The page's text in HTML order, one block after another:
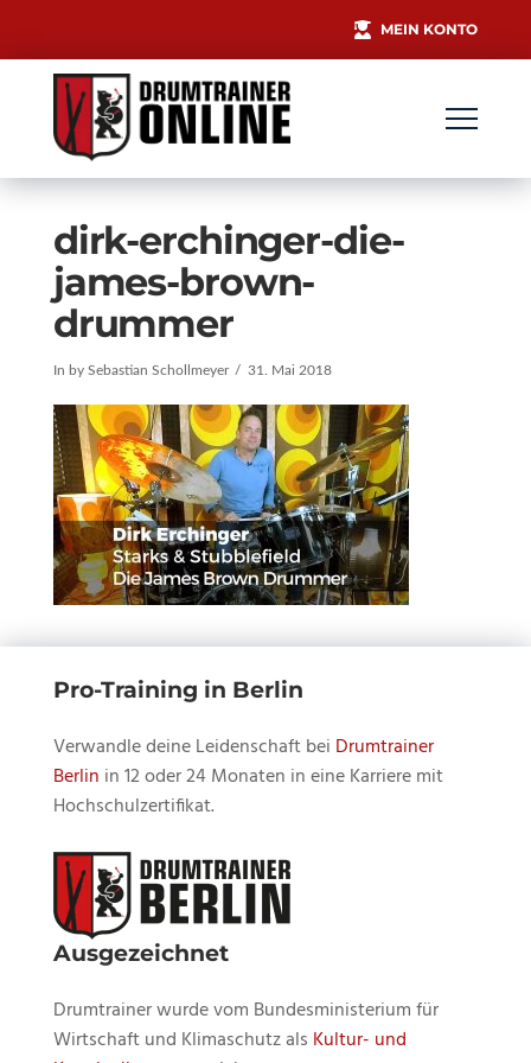
MEIN KONTO
dirk-erchinger-die-
james-brown-
drummer
In by Sebastian Schollmeyer 31. Mai 2018
Pro-Training in Berlin
Verwandle deine Leidenschaft bei Drumtrainer
Berlin in 12 oder 24 Monaten in eine Karriere mit
Hochschulzertifikat.
Ausgezeichnet
Drumtrainer wurde vom Bundesministerium für
Wirtschaft und Klimaschutz als Kultur- und